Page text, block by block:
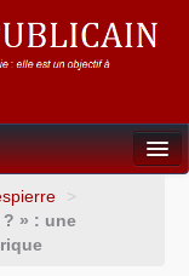
>
? » : une